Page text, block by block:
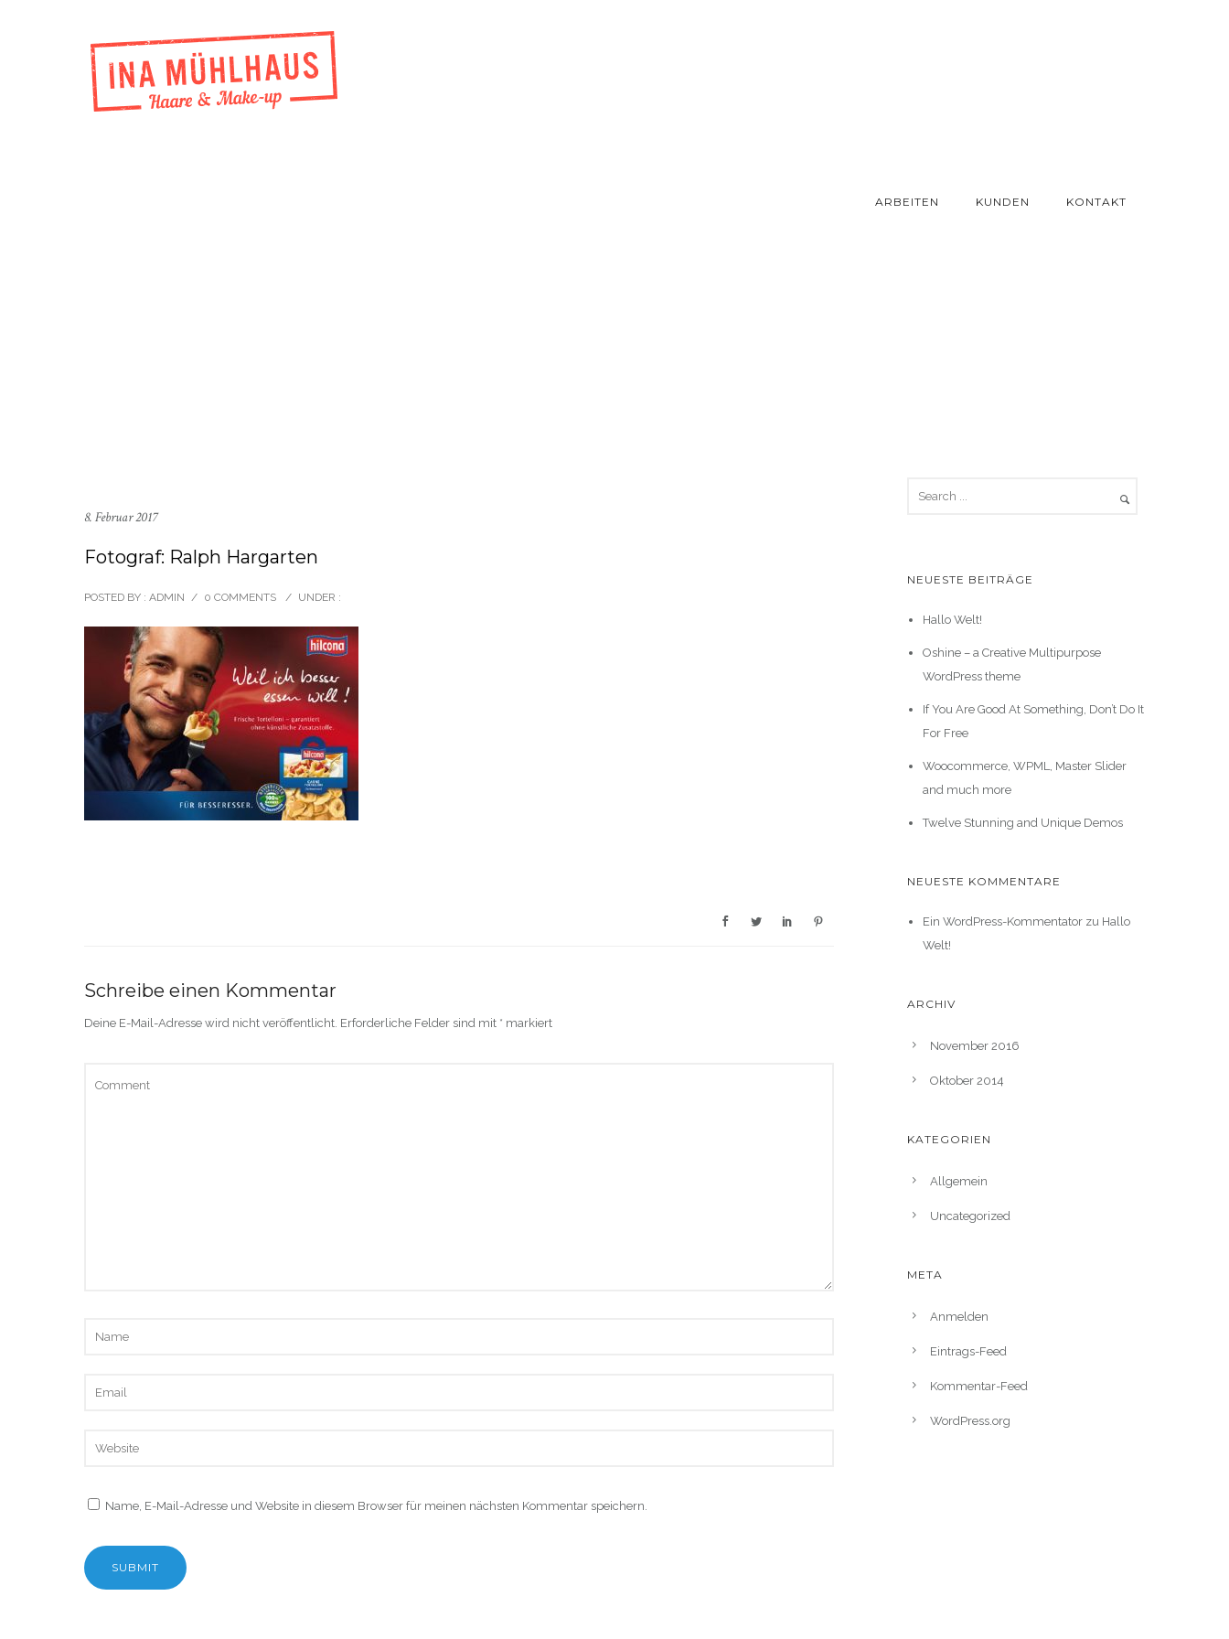
ARBEITEN KUNDEN KONTAKT
8. Februar 2017
Fotograf: Ralph Hargarten
POSTED BY : ADMIN / 0 COMMENTS / UNDER :
Schreibe einen Kommentar
Deine E-Mail-Adresse wird nicht veröffentlicht. Erforderliche Felder sind mit * markiert
Name, E-Mail-Adresse und Website in diesem Browser für meinen nächsten Kommentar speichern.
NEUESTE BEITRÄGE
Hallo Welt!
Oshine – a Creative Multipurpose
WordPress theme
If You Are Good At Something, Don’t Do It
For Free
Woocommerce, WPML, Master Slider
and much more
Twelve Stunning and Unique Demos
NEUESTE KOMMENTARE
Ein WordPress-Kommentatorzu Hallo
Welt!
ARCHIV
November 2016
Oktober 2014
KATEGORIEN
Allgemein
Uncategorized
META
Anmelden
Eintrags-Feed
Kommentar-Feed
WordPress.org